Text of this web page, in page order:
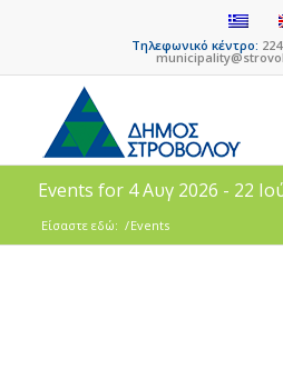
Τηλεφωνικό κέντρο:
Events for 4 Αυγ 2026 - 22
Είσαστε εδώ: /Events